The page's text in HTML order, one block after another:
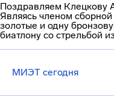
Поздравляем Клецкову
Являясь членом
золотые и одну
биатлону со стрельбой
МИЭТ сегодня